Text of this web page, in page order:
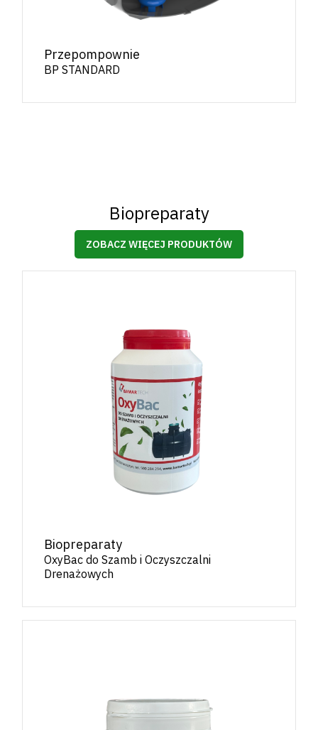
Przepompownie
BP STANDARD
Biopreparaty
ZOBACZ WIĘCEJ PRODUKTÓW
Biopreparaty
OxyBac do Szamb i Oczyszczalni
Drenażowych